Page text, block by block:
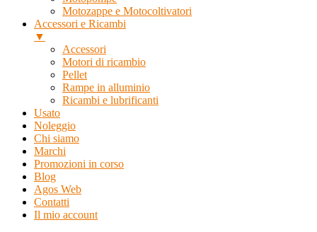
Motozappe e Motocoltivatori
Accessori e Ricambi
▼
Accessori
Motori di ricambio
Pellet
Rampe in alluminio
Ricambi e lubrificanti
Usato
Noleggio
Chi siamo
Marchi
Promozioni in corso
Blog
Agos Web
Contatti
Il mio account